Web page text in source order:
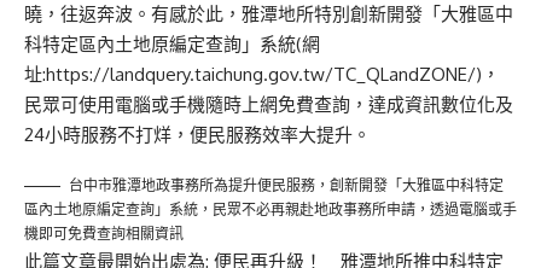
曉，往返奔波。有感於此，雅潭地所特別創新開發「大雅區中
科特定區內土地原編定查詢」系統(網
址:https://landquery.taichung.gov.tw/TC_QLandZONE/)，
民眾可使用電腦或手機隨時上網免費查詢，達成資訊數位化及
24小時服務不打烊，便民服務效率大提升。
台中市雅潭地政事務所為提升便民服務，創新開發「大雅區中科特定
區內土地原編定查詢」系統，民眾不必再親赴地政事務所申請，透過電腦或手
機即可免費查詢相關資訊
此篇文章最開始出處為: 便民再升級！ 雅潭地所推中科特定